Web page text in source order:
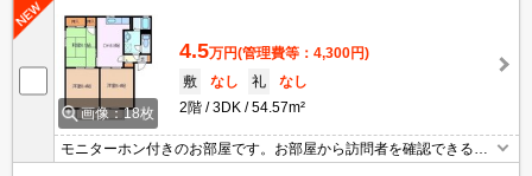
画像：18枚
4.5万円(管理費等：4,300円)
敷
なし 礼
なし
2階
3DK 54.57m²
モニターホン付きのお部屋です。お部屋から訪問者を確認できるの
でセキュリティ面はもちろん知らない人やセールスに対応する必要